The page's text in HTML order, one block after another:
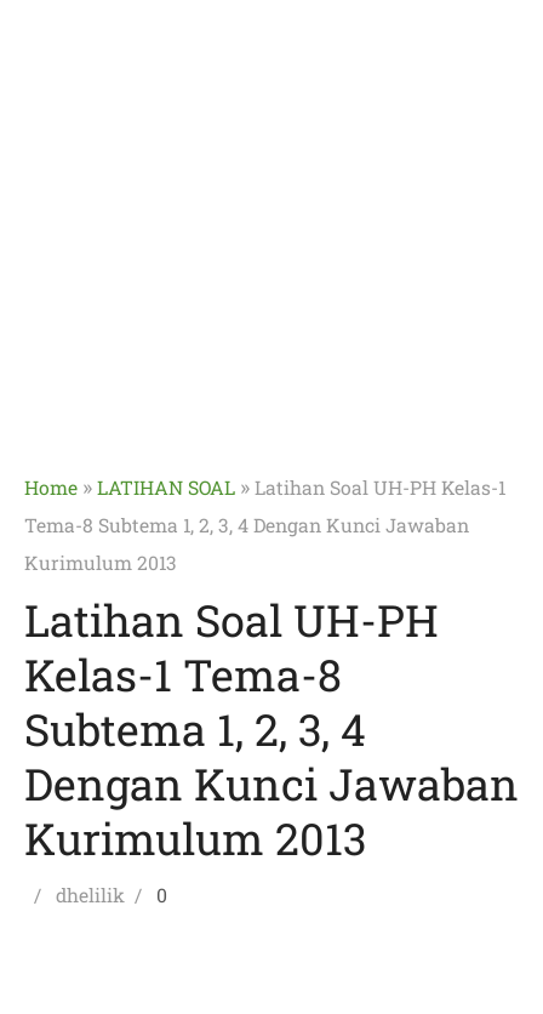
Home »LATIHAN SOAL »Latihan Soal UH-PH Kelas-1
Tema-8 Subtema 1, 2, 3, 4 Dengan Kunci Jawaban
Kurimulum 2013
Latihan Soal UH-PH
Kelas-1 Tema-8
Subtema 1, 2, 3, 4
Dengan Kunci Jawaban
Kurimulum 2013
Posted
Author
dhelilik 0